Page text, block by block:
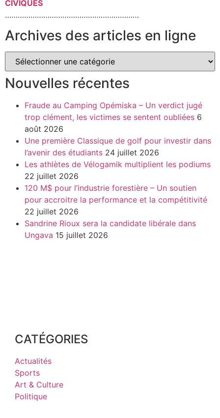
CIVIQUES
………………………………………………………
Archives des articles en ligne
Nouvelles récentes
Fraude au Camping Opémiska – Un verdict jugé
trop clément, les victimes se sentent oubliées 6
août 2026
Une première Classique de golf pour investir dans
l’avenir des étudiants 24 juillet 2026
Les athlètes de Vélogamik multiplient les podiums
22 juillet 2026
120 M$ pour l’industrie forestière – Un soutien
pour accroitre la performance et la compétitivité
22 juillet 2026
Sandrine Rioux sera la candidate libérale dans
Ungava 15 juillet 2026
CATÉGORIES
Actualités
Sports
Art & Culture
Politique